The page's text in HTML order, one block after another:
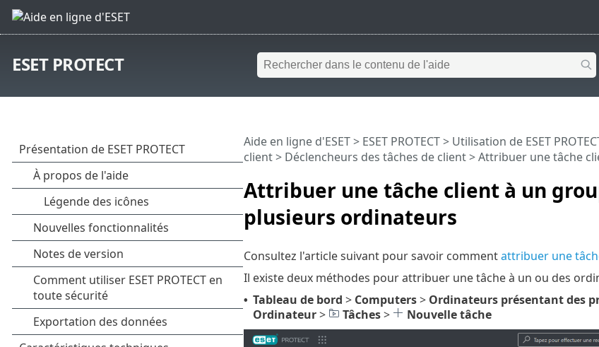
ESET PROTECT
Attribuer une tâche client à un
plusieurs ordinateurs
Aide en ligne d'ESET> ESET PROTECT> Utilisation de ESET
client> Déclencheurs des tâches de client> Attribuer une tâche
Consultez l'article suivant pour savoir commentattribuer une
Il existe deux méthodes pour attribuer une tâche à un ou des
• Tableau de bord > Computers> Ordinateurs présentant des
Ordinateur> Tâches> Nouvelle tâche